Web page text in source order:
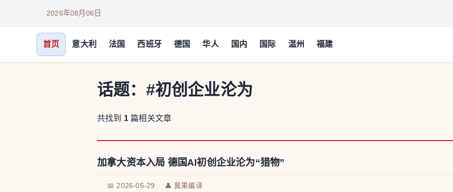
2026年08月06日
首页 意大利 法国 西班牙 德国 华人 国内 国际 温州 福建
话题： #初创企业沦为
共找到 1 篇相关文章
加拿大资本入局 德国AI初创企业沦为“猎物”
📅 2026-05-29 👤 冀果编译